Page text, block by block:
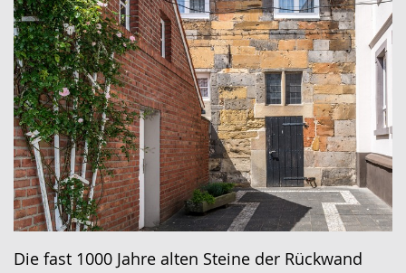
Die fast 1000 Jahre alten Steine der Rückwand